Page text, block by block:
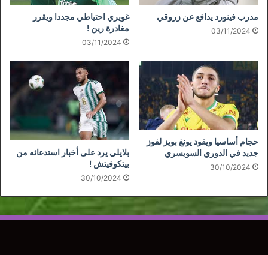
مدرب فينورد يدافع عن زروقي
03/11/2024
غويري احتياطي مجددا ويقرر
مغادرة رين !
03/11/2024
حجام أساسيا ويقود يونغ بويز لفوز
جديد في الدوري السويسري
30/10/2024
بلايلي يرد على أخبار استدعائه من
بيتكوفيتش !
30/10/2024